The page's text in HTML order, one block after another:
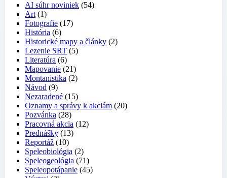
AI súhr noviniek (54)
Art (1)
Fotografie (17)
História (6)
Historické mapy a články (2)
Lezenie SRT (5)
Literatúra (6)
Mapovanie (21)
Montanistika (2)
Návod (9)
Nezaradené (15)
Oznamy a správy k akciám (20)
Pozvánka (28)
Pracovná akcia (12)
Prednášky (13)
Reportáž (10)
Speleobiológia (2)
Speleogeológia (71)
Speleopotápanie (45)